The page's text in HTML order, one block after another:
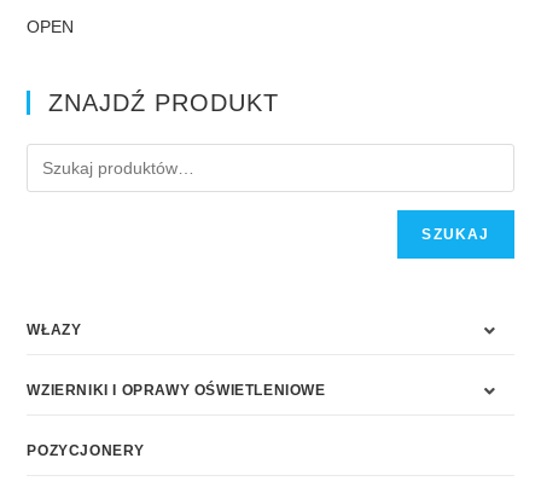
OPEN
ZNAJDŹ PRODUKT
SZUKAJ
WŁAZY
WZIERNIKI I OPRAWY OŚWIETLENIOWE
POZYCJONERY